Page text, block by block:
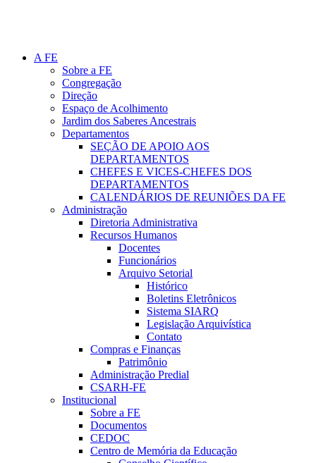
A FE
Sobre a FE
Congregação
Direção
Espaço de Acolhimento
Jardim dos Saberes Ancestrais
Departamentos
SEÇÃO DE APOIO AOS
DEPARTAMENTOS
CHEFES E VICES-CHEFES DOS
DEPARTAMENTOS
CALENDÁRIOS DE REUNIÕES DA FE
Administração
Diretoria Administrativa
Recursos Humanos
Docentes
Funcionários
Arquivo Setorial
Histórico
Boletins Eletrônicos
Sistema SIARQ
Legislação Arquivística
Contato
Compras e Finanças
Patrimônio
Administração Predial
CSARH-FE
Institucional
Sobre a FE
Documentos
CEDOC
Centro de Memória da Educação